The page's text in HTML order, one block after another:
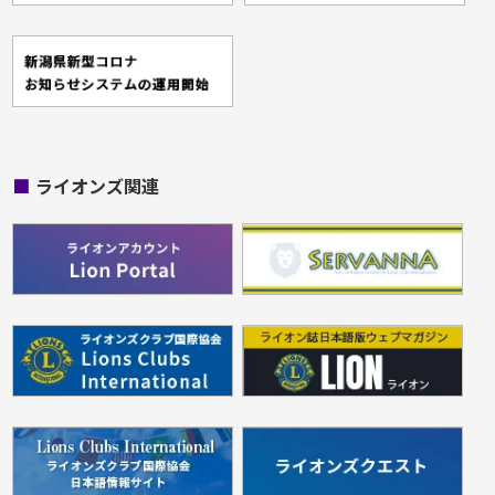
■ ライオンズ関連